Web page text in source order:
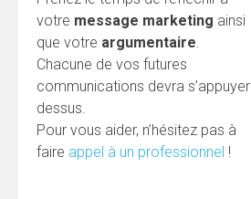
votre message marketing ainsi
que votre argumentaire
Chacune de vos futures
communications devra s’appuyer
dessus.
Pour vous aider, n’hésitez pas à
faire appel à un professionnel !